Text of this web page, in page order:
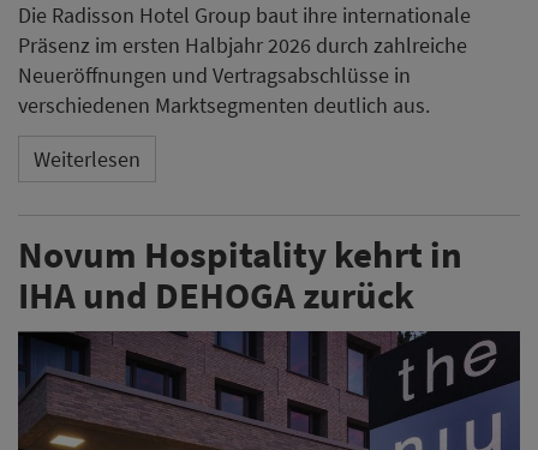
Die Radisson Hotel Group baut ihre internationale
Präsenz im ersten Halbjahr 2026 durch zahlreiche
Neueröffnungen und Vertragsabschlüsse in
verschiedenen Marktsegmenten deutlich aus.
Weiterlesen
Novum Hospitality kehrt in
IHA und DEHOGA zurück